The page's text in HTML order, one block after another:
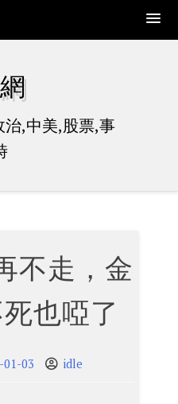
,中美,股票,事
不走，金
也啞了
01-03 idle